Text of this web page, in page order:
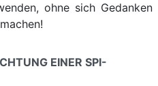
ohne sich Gedanken
EINER SPI-